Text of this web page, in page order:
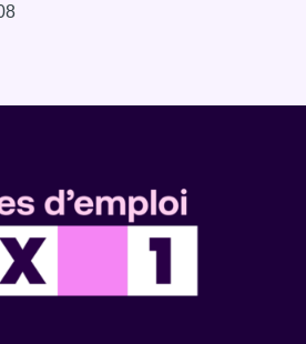
: combien coûterait la route